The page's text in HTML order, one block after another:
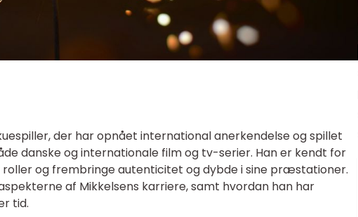
der har opnået international anerkendelse og spillet
danske og internationale film og tv-serier. Han er kendt for
roller og frembringe autenticitet og dybde i sine præstationer.
af Mikkelsens karriere, samt hvordan han har
tid.